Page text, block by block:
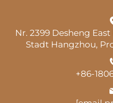
Nr. 2399 Desheng
Stadt Hangzhou,
+86-